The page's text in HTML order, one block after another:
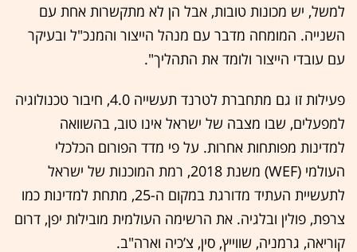
למשל, יש מכונות טובות, אבל הן לא מתקשרות אחת עם
השנייה. המומחה מדבר עם מנהל הייצור והמנכ"ל ובעיקר
עם עובדי הייצור ולומד את התהליך".
פעילות זו גם מתחברת לטרנד תעשייה 4.0, חיבור טכנולוגיה
למפעלים, שבו מצבה של ישראל אינו טוב, בהשוואה
למדינות מפותחות אחרות. על פי מדד הפורום הכלכלי
העולמי (WEF) משנת 2018, רמת המוכנות של ישראל
לתעשיית העתיד מדורגת במקום ה-25, מתחת למדינות כמו
צרפת, פולין ובלגיה. את הרשימה העולמית מובילות יפן, דרום
קוריאה, גרמניה, שווייץ, סין, צ’כיה וארה"ב.